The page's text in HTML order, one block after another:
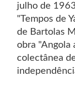
julho de
"Tempos de
de Bartolas
obra "Angola
colectânea